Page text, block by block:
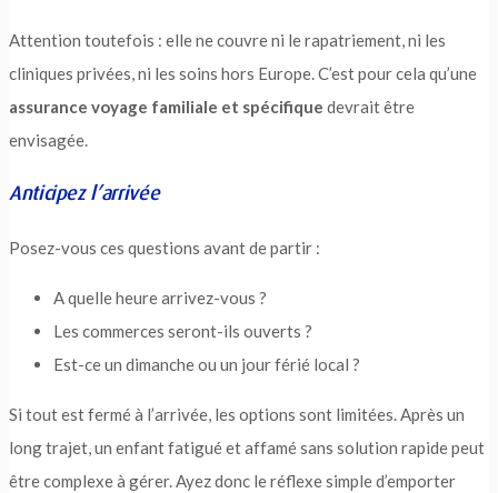
Attention toutefois : elle ne couvre ni le rapatriement, ni les
cliniques privées, ni les soins hors Europe. C’est pour cela qu’une
assurance voyage familiale et spécifique devrait être
envisagée.
Anticipez l’arrivée
Posez-vous ces questions avant de partir :
A quelle heure arrivez-vous ?
Les commerces seront-ils ouverts ?
Est-ce un dimanche ou un jour férié local ?
Si tout est fermé à l’arrivée, les options sont limitées. Après un
long trajet, un enfant fatigué et affamé sans solution rapide peut
être complexe à gérer. Ayez donc le réflexe simple d’emporter